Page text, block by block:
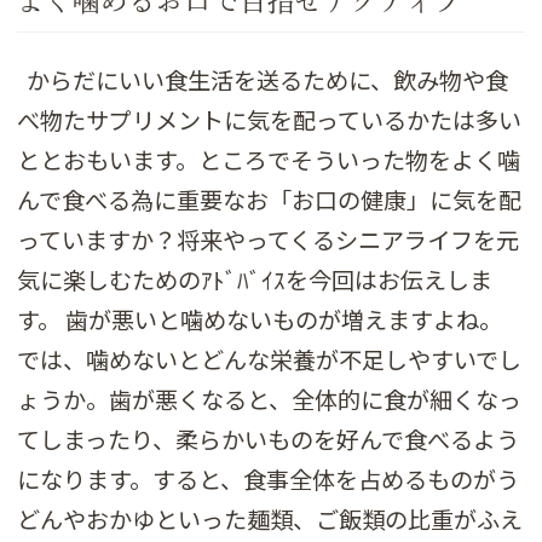
からだにいい食生活を送るために、飲み物や食
べ物たサプリメントに気を配っているかたは多い
ととおもいます。ところでそういった物をよく噛
んで食べる為に重要なお「お口の健康」に気を配
っていますか？将来やってくるシニアライフを元
気に楽しむためのｱﾄﾞﾊﾞｲｽを今回はお伝えしま
す。 歯が悪いと噛めないものが増えますよね。
では、噛めないとどんな栄養が不足しやすいでし
ょうか。歯が悪くなると、全体的に食が細くなっ
てしまったり、柔らかいものを好んで食べるよう
になります。すると、食事全体を占めるものがう
どんやおかゆといった麺類、ご飯類の比重がふえ